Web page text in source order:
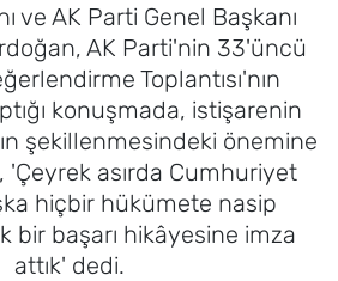
ve AK Parti Genel Başkanı
AK Parti'nin 33'üncü
Toplantısı'nın
konuşmada, istişarenin
şekillenmesindeki önemine
asırda Cumhuriyet
hiçbir hükümete nasip
bir başarı hikâyesine imza
attık' dedi.